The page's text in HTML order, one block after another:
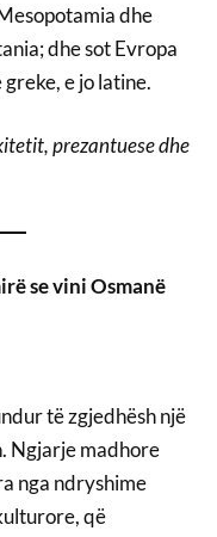
dhe
dhe sot Evropa
e jo latine.
prezantuese dhe
se vini Osmanë
të zgjedhësh një
Ngjarje madhore
nga ndryshime
që